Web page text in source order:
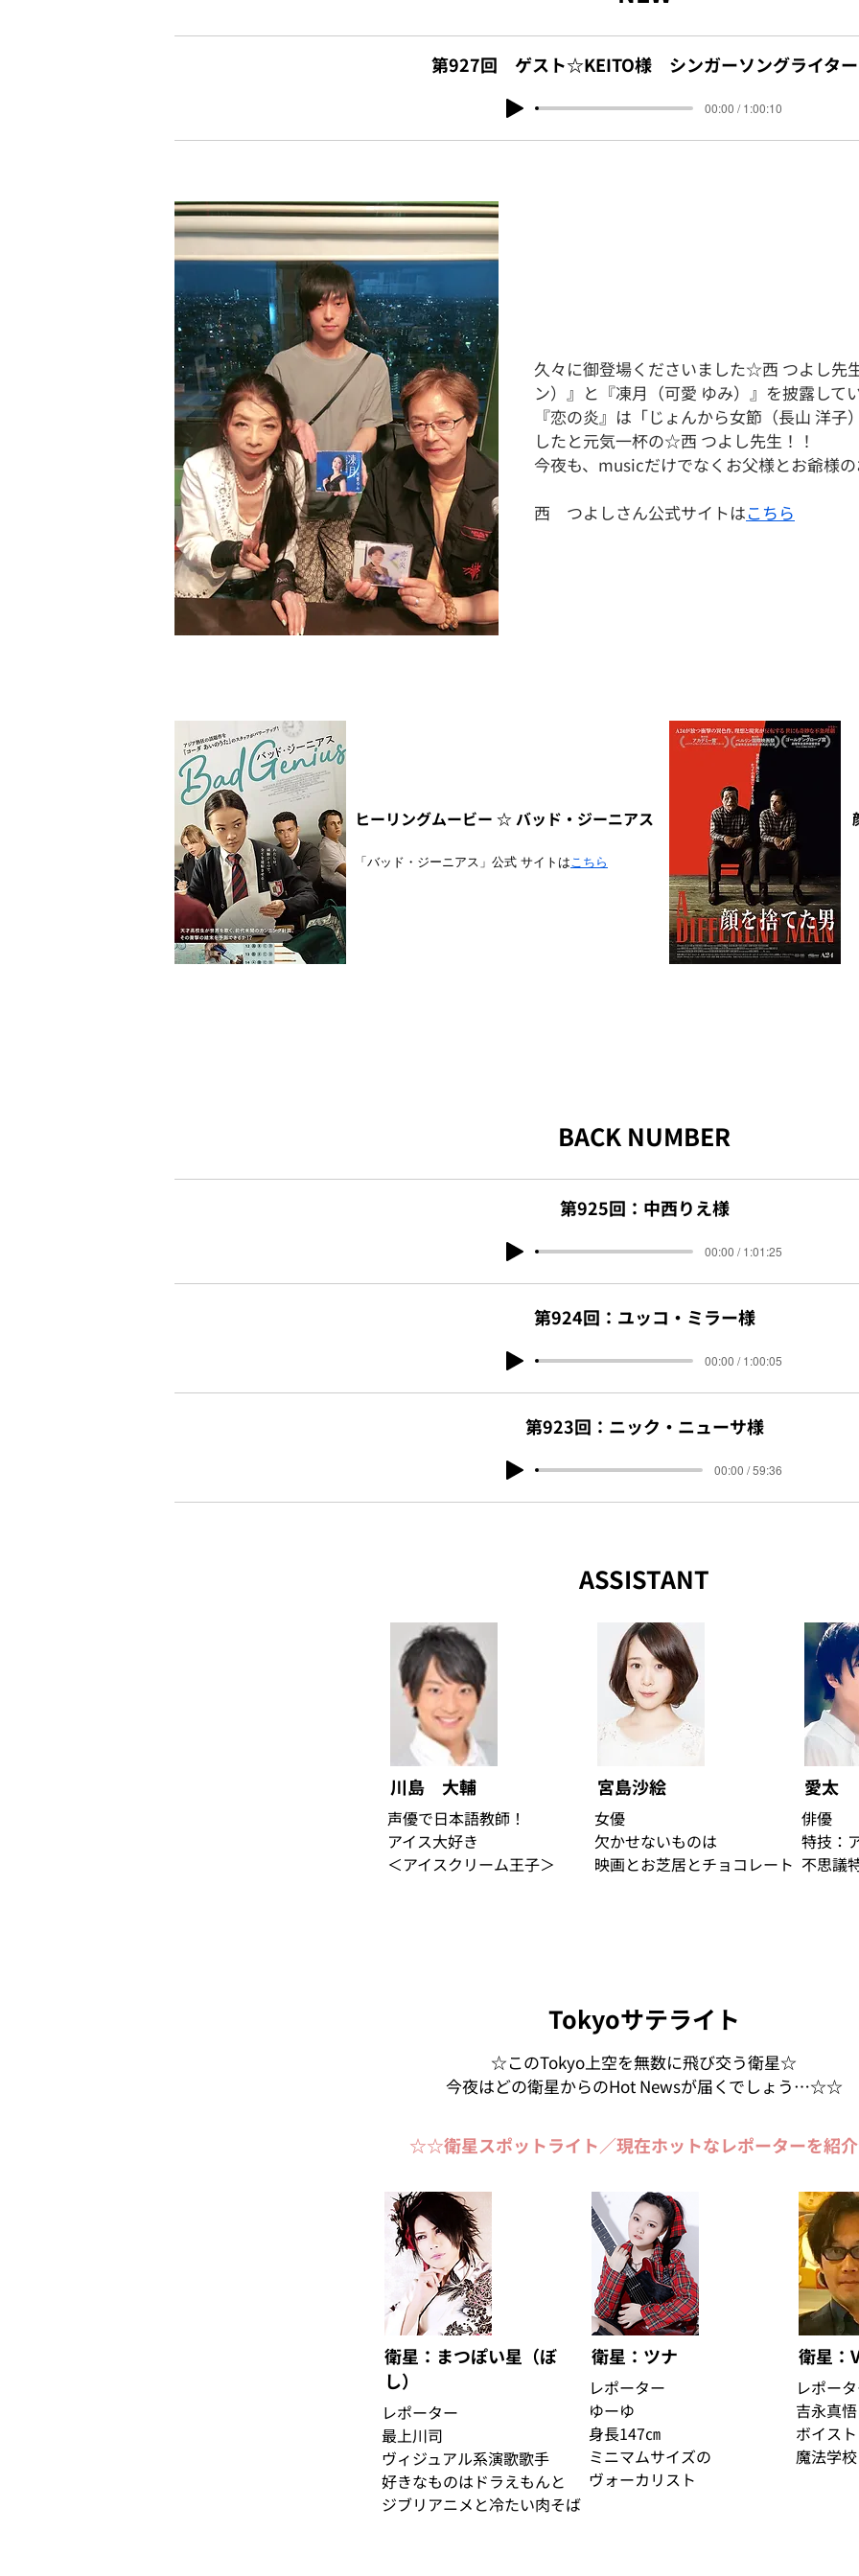
第927回 ゲスト☆KEITO様 シンガーソングライター
00:00 / 1:00:10
久々に御登場くださいました☆西 つよし先
ン）』と『凍月（可愛 ゆみ）』を披露して
『恋の炎』は「じょんから女節（長山 洋
したと元気一杯の☆西 つよし先生！！
今夜も、musicだけでなくお父様とお爺様
​西 つよしさん公式サイトはこちら
ヒーリングムービー ☆ バッド・ジーニアス
「バッド・ジーニアス」公式 サイトはこちら
BACK NUMBER
第925回：中西りえ様
00:00 / 1:01:25
第924回：ユッコ・ミラー様
00:00 / 1:00:05
第923回：ニック・ニューサ様
00:00 / 59:36
ASSISTANT
​川島 大輔
​声優で日本語教師！
アイス大好き
＜アイスクリーム王子＞
宮島沙絵
女優
欠かせないものは
映画とお芝居とチョコレート
愛太
俳優
特技：
不思議
Tokyoサテライト
☆このTokyo上空を無数に飛び交う衛星☆
今夜はどの衛星からのHot Newsが届くでしょう…☆☆
☆☆衛星スポットライト／現在ホットなレポーターを紹
衛星：まつぽい星（ぼ
し）
レポーター
最上川司
ヴィジュアル系演歌歌手
好きなものはドラえもんと
ジブリアニメと冷たい肉そば
衛星：ツナ
レポーター
ゆーゆ
身長147㎝
ミニマムサイズの
ヴォーカリスト
衛星：
レポー
吉永真悟
ボイス
魔法学校